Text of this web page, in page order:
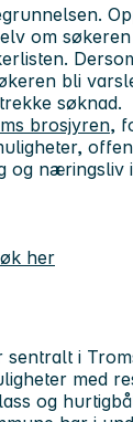
om
bli
søknad.
brosjyren,
og næringsliv
her
sentralt i
med
og